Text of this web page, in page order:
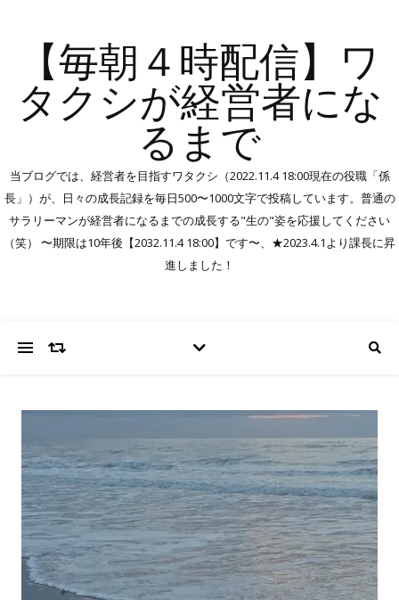
【毎朝４時配信】ワ
タクシが経営者にな
るまで
当ブログでは、経営者を目指すワタクシ（2022.11.4 18:00現在の役職「係
長」）が、日々の成長記録を毎日500〜1000文字で投稿しています。普通の
サラリーマンが経営者になるまでの成長する"生の"姿を応援してください
（笑） 〜期限は10年後【2032.11.4 18:00】です〜、★2023.4.1より課長に昇
進しました！